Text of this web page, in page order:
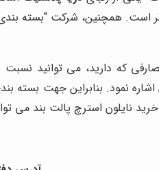
است. همچنین، شرکت "بسته بندی
که دارید، می توانید
نمود. بنابراین جهت بسته
نایلون استرچ پالت بند می